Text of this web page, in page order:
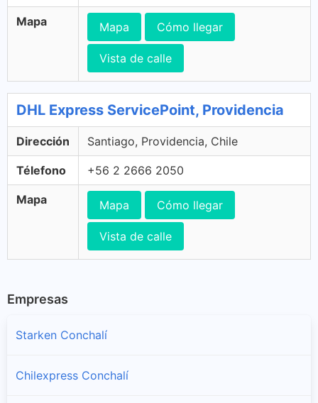
Mapa Mapa Cómo llegar
Vista de calle
DHL Express ServicePoint, Providencia
Dirección Santiago, Providencia, Chile
Télefono +56 2 2666 2050
Mapa Mapa Cómo llegar
Vista de calle
Empresas
Starken Conchalí
Chilexpress Conchalí